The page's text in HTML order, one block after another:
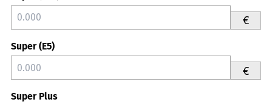
€
Super (E5)
€
Super Plus